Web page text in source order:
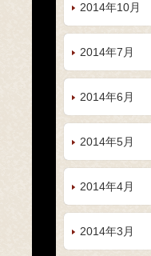
2014年10月
2014年7月
2014年6月
2014年5月
2014年4月
2014年3月